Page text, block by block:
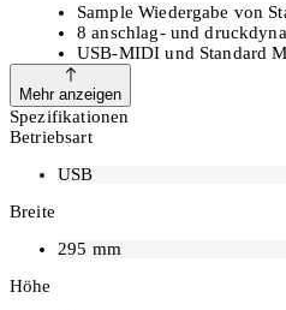
Sample Wiedergabe von
8 anschlag- und
USB-MIDI und Standard
Drag-and-Drop Sample
Zwei symmetrische
Controller für Software & MIDI
Der MPX8 bietet sowohl USB
Mehr anzeigen
Spezifikationen
Betriebsart
USB
Breite
295 mm
Höhe